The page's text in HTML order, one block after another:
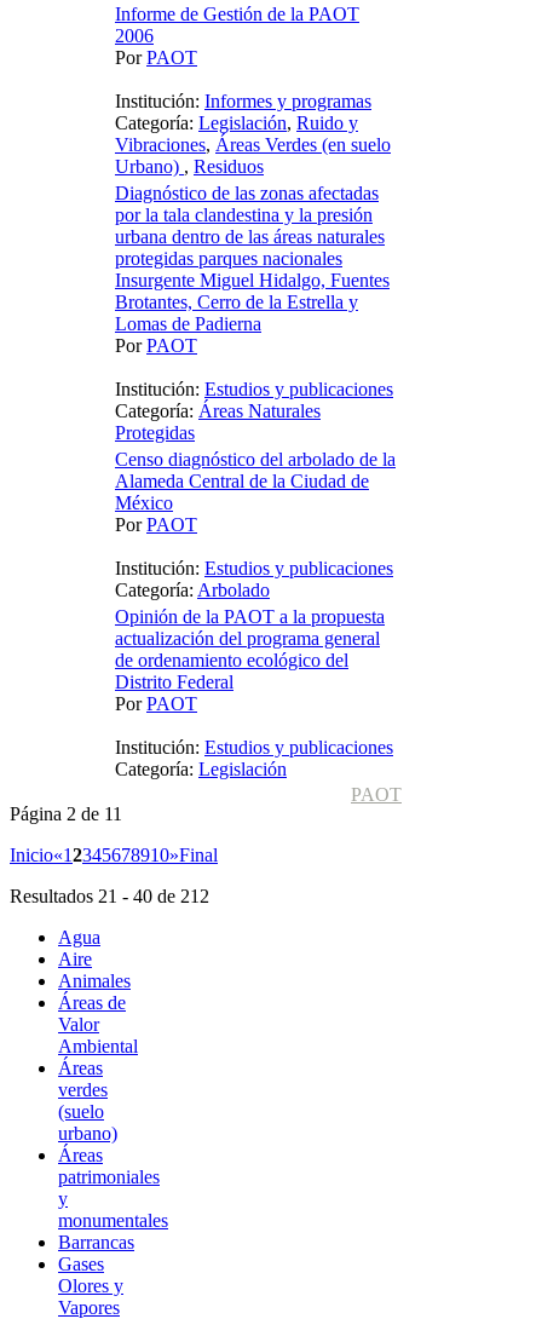
Informe de Gestión de la PAOT
2006
PorPAOT
Institución: Informes y programas
Categoría: Legislación, Ruido y
Vibraciones, Áreas Verdes (en suelo
Urbano) , Residuos
Diagnóstico de las zonas afectadas
por la tala clandestina y la presión
urbana dentro de las áreas naturales
protegidas parques nacionales
Insurgente Miguel Hidalgo, Fuentes
Brotantes, Cerro de la Estrella y
Lomas de Padierna
PorPAOT
Institución: Estudios y publicaciones
Categoría: Áreas Naturales
Protegidas
Censo diagnóstico del arbolado de la
Alameda Central de la Ciudad de
México
PorPAOT
Institución: Estudios y publicaciones
Categoría: Arbolado
Opinión de la PAOT a la propuesta
actualización del programa general
de ordenamiento ecológico del
Distrito Federal
PorPAOT
Institución: Estudios y publicaciones
Categoría: Legislación
PAOT
Página 2 de 11
Inicio«12345678910»Final
Resultados 21 - 40 de 212
Agua
Aire
Animales
Áreas de
Valor
Ambiental
Áreas
verdes
(suelo
urbano)
Áreas
patrimoniales
y
monumentales
Barrancas
Gases
Olores y
Vapores